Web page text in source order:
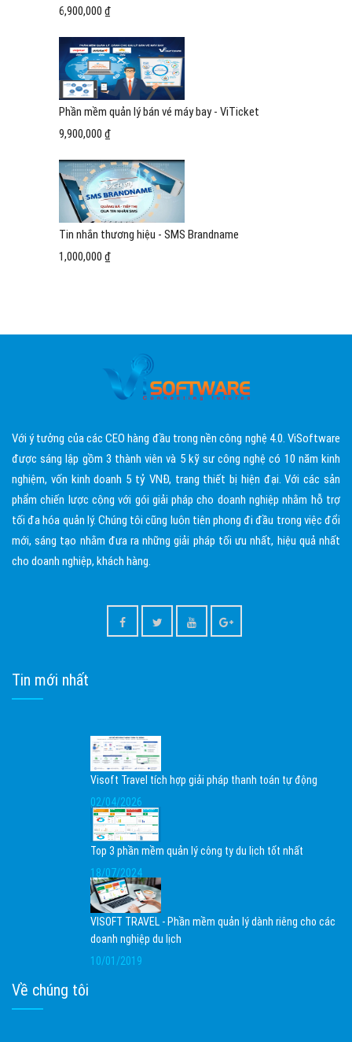
6,900,000 ₫
Phần mềm quản lý bán vé máy bay - ViTicket
9,900,000 ₫
Tin nhắn thương hiệu - SMS Brandname
1,000,000 ₫
Với ý tưởng của các CEO hàng đầu trong nền công nghệ 4.0. ViSoftware
được sáng lập gồm 3 thành viên và 5 kỹ sư công nghệ có 10 năm kinh
nghiệm, vốn kinh doanh 5 tỷ VNĐ, trang thiết bị hiện đại. Với các sản
phẩm chiến lược cộng với gói giải pháp cho doanh nghiệp nhằm hỗ trợ
tối đa hóa quản lý. Chúng tôi cũng luôn tiên phong đi đầu trong việc đổi
mới, sáng tạo nhằm đưa ra những giải pháp tối ưu nhất, hiệu quả nhất
cho doanh nghiệp, khách hàng.
Tin mới nhất
Visoft Travel tích hợp giải pháp thanh toán tự động
02/04/2026
Top 3 phần mềm quản lý công ty du lịch tốt nhất
18/07/2024
VISOFT TRAVEL - Phần mềm quản lý dành riêng cho các
doanh nghiệp du lịch
10/01/2019
Về chúng tôi